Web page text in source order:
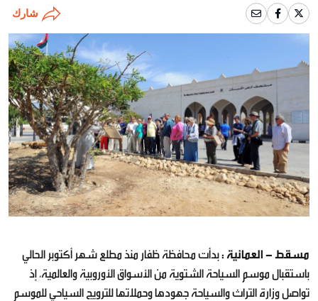
شارك
مسقط - العمانية :بدأت محافظة ظفار منذ مطلع شهر أكتوبر الحالي
باستقبال موسم السياحة الشتوية من الأسواق الأوروبية والعالمية، إذ
تواصل وزارة التراث والسياحة جهودها وحملاتها للترويج السياحي للموسم